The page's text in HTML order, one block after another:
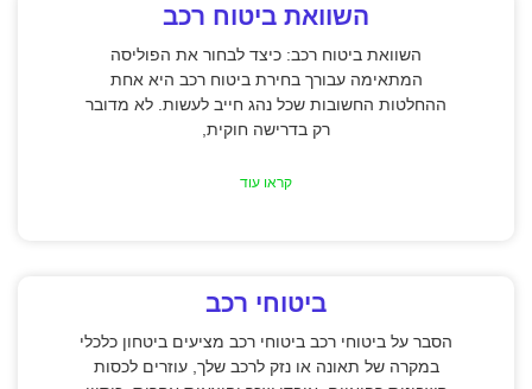
השוואת ביטוח רכב
השוואת ביטוח רכב: כיצד לבחור את הפוליסה
המתאימה עבורך בחירת ביטוח רכב היא אחת
ההחלטות החשובות שכל נהג חייב לעשות. לא מדובר
רק בדרישה חוקית,
קראו עוד
ביטוחי רכב
הסבר על ביטוחי רכב ביטוחי רכב מציעים ביטחון כלכלי
במקרה של תאונה או נזק לרכב שלך, עוזרים לכסות